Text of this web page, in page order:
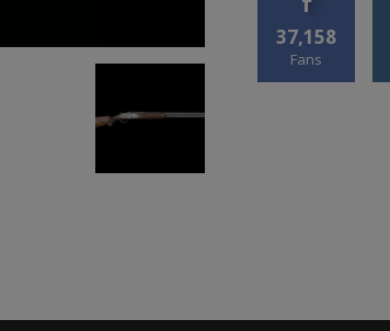
37,158
Fans